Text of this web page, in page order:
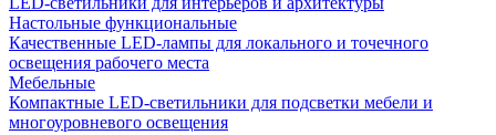
Настольные функциональные
Качественные LED-лампы для локального и точечного
освещения рабочего места
Мебельные
Компактные LED-светильники для подсветки мебели и
многоуровневого освещения